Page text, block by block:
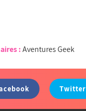
:Aventures Geek
Twitter